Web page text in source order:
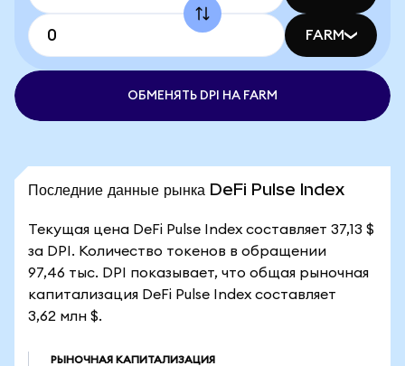
FARM
ОБМЕНЯТЬ DPI НА FARM
Последние данные рынка DeFi Pulse Index
Текущая цена DeFi Pulse Index составляет 37,13 $
за DPI. Количество токенов в обращении
97,46 тыс. DPI показывает, что общая рыночная
капитализация DeFi Pulse Index составляет
3,62 млн $.
РЫНОЧНАЯ КАПИТАЛИЗАЦИЯ